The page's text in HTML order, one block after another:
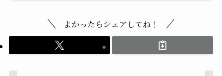
よかったらシェアしてね！